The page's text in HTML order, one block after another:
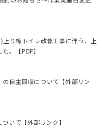
り線トイレ改修工事に伴う、上
。【PDF】
の自主回収について【外部リン
いて【外部リンク】